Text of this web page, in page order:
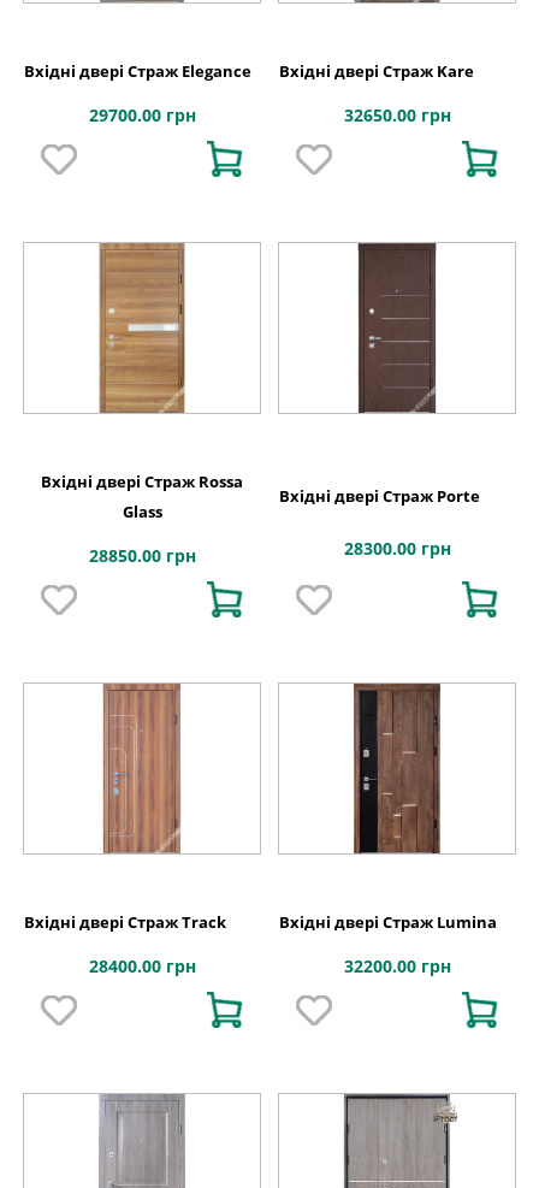
Вхідні двері Страж Elegance
29700.00 грн
Вхідні двері Страж Kare
32650.00 грн
Вхідні двері Страж Rossa
Glass
28850.00 грн
Вхідні двері Страж Porte
28300.00 грн
Вхідні двері Страж Track
28400.00 грн
Вхідні двері Страж Lumina
32200.00 грн